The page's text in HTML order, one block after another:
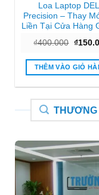
Loa Laptop
Precision – Thay
Liền Tại Cửa Hàng
₫400.000 Giá
là:
₫
THÊM VÀO GIỎ
THƯƠNG